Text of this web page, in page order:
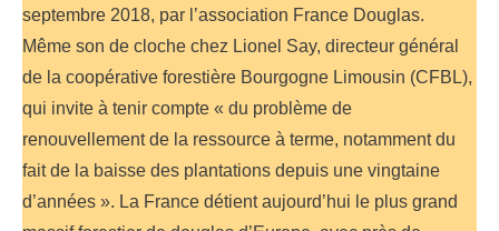
septembre 2018, par l’association France Douglas.
Même son de cloche chez Lionel Say, directeur général
de la coopérative forestière Bourgogne Limousin (CFBL),
qui invite à tenir compte « du problème de
renouvellement de la ressource à terme, notamment du
fait de la baisse des plantations depuis une vingtaine
d’années ». La France détient aujourd’hui le plus grand